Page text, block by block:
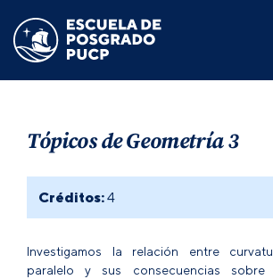
Tópicos de Geometría 3
Créditos:4
Investigamos la relación entre
paralelo y sus consecuencias sobre